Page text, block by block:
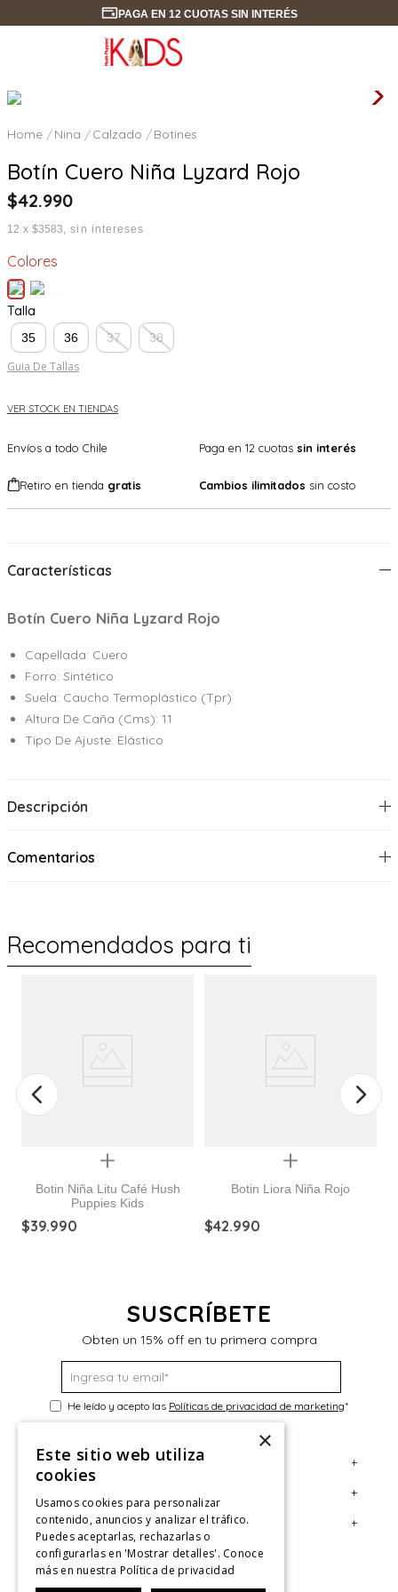
PAGA EN 12 CUOTAS SIN INTERÉS
Nina Calzado Botines
Botín Cuero Niña Lyzard Rojo
$42.990
12 x $3583 sin intereses
Colores
Talla
35 36 37 38
Guia De Tallas
VER STOCK EN TIENDAS
Envíos a todo Chile Paga en 12 cuotas sin interés
Retiro en tienda gratis Cambios ilimitados sin costo
Características
Botín Cuero Niña Lyzard Rojo
Capellada: Cuero
Forro: Sintético
Suela: Caucho Termoplástico (Tpr)
Altura De Caña (Cms): 11
Tipo De Ajuste: Elástico
Descripción
Comentarios
Recomendados para ti
Quickview
Botin Niña Litu Café Hush
Puppies Kids
$39.990
Quickview
Botin Liora Niña Rojo
$42.990
SUSCRÍBETE
Obten un 15% off en tu primera compra
He leído y acepto las Políticas de privacidad de marketing*
Servicio al Consumidor +
Centro de Ayuda
Contáctanos
Giftcard
Retiro en tienda
+
Términos y Condiciones
Políticas de Despacho
Cambios, Retracto y Garantía
Cuenta +
Mi Cuenta
Sigue tu compra
×
Este sitio web utiliza
cookies
Usamos cookies para personalizar
contenido, anuncios y analizar el tráfico.
Puedes aceptarlas, rechazarlas o
configurarlas en 'Mostrar detalles'. Conoce
más en nuestra Política de privacidad